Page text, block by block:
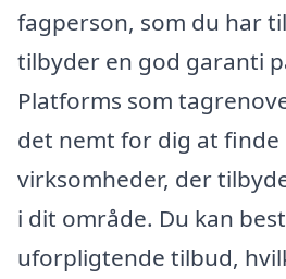
fagperson, som du har
tilbyder en god garanti
Platforms som
det nemt for dig at finde
virksomheder, der
i dit område. Du kan
uforpligtende tilbud,